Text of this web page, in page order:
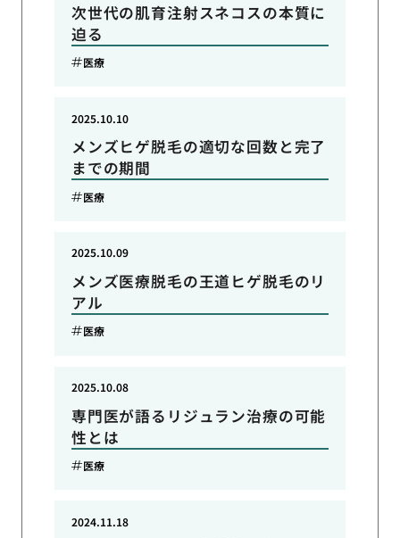
次世代の肌育注射スネコスの本質に
迫る
医療
メンズヒゲ脱毛の適切な回数と完了
までの期間
2025.10.10
医療
メンズ医療脱毛の王道ヒゲ脱毛のリ
アル
2025.10.09
医療
専門医が語るリジュラン治療の可能
性とは
2025.10.08
医療
2024.11.18